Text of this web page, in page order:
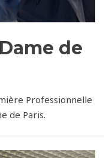
de
Professionnelle
de Paris.